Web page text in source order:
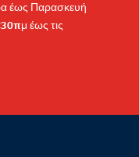
έως Παρασκευή
έως τις